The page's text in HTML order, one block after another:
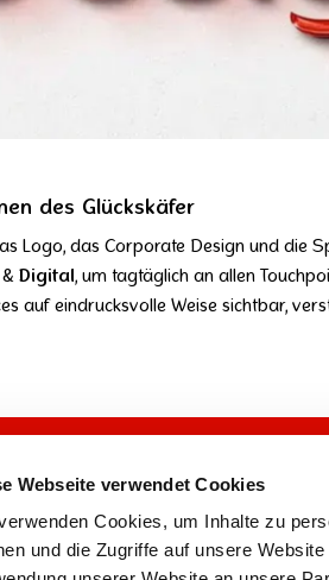
Webseite verwendet Cookies
Cookies, um Inhalte zu
und die Zugriffe auf unsere
des Glückskäfer
Logo, das Corporate Design und die
&Digital, um tagtäglich an allen
auf eindrucksvolle Weise sichtbar,
Produktentwicklung
Webseiten